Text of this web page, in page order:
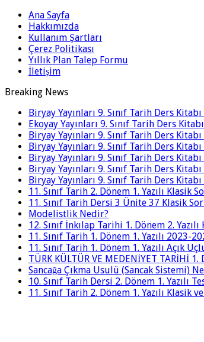
Ana Sayfa
Hakkımızda
Kullanım Şartları
Çerez Politikası
Yıllık Plan Talep Formu
İletişim
Breaking News
Biryay Yayınları 9. Sınıf Tarih Ders
Ekoyay Yayınları 9. Sınıf Tarih Ders
Biryay Yayınları 9. Sınıf Tarih Ders
Biryay Yayınları 9. Sınıf Tarih Ders
Biryay Yayınları 9. Sınıf Tarih Ders
Biryay Yayınları 9. Sınıf Tarih Ders
Biryay Yayınları 9. Sınıf Tarih Ders
11. Sınıf Tarih 2. Dönem 1. Yazılı Klasik
11. Sınıf Tarih Dersi 3 Ünite 37 Klasik
Modelistlik Nedir?
12. Sınıf İnkılap Tarihi 1. Dönem 2.
11. Sınıf Tarih 1. Dönem 1. Yazılı 2023-
11. Sınıf Tarih 1. Dönem 1. Yazılı Açık
TÜRK KÜLTÜR VE MEDENİYET TARİHİ
Sancağa Çıkma Usulü (Sancak Sistemi)
10. Sınıf Tarih Dersi 2. Dönem 1. Yazılı
11. Sınıf Tarih 2. Dönem 1. Yazılı Klasik